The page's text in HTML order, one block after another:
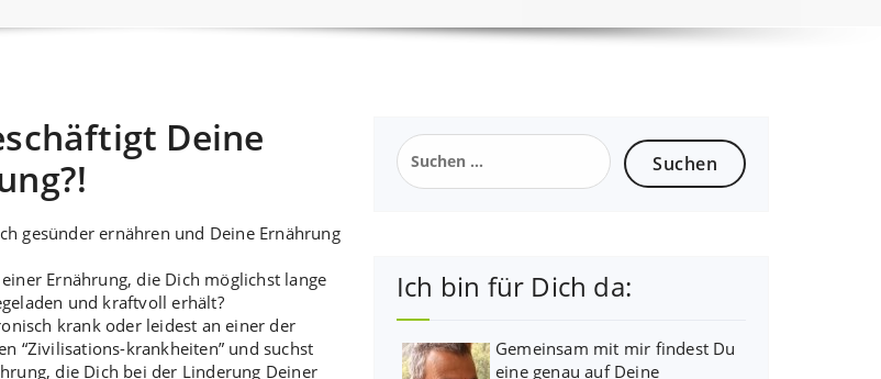
Deine
gesünder ernähren und Deine Ernährung
Ernährung, die Dich möglichst lange
und kraftvoll erhält?
krank oder leidest an einer der
“Zivilisations-krankheiten” und suchst
die Dich bei der Linderung Deiner
Suchen
nach:
Ich bin für Dich da:
Gemeinsam mit mir findest Du
eine genau auf Deine